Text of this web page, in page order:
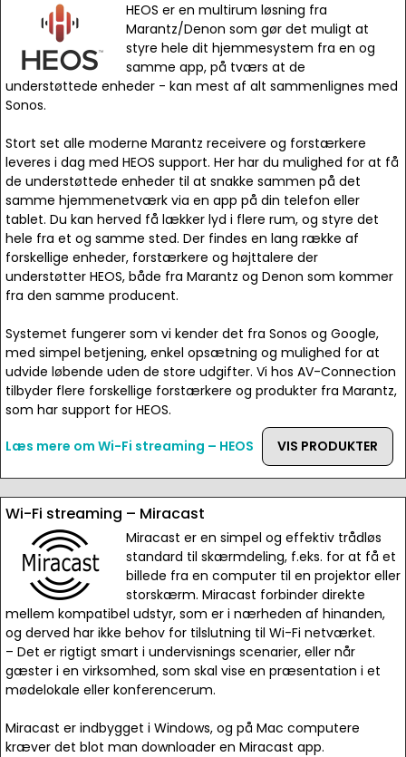
HEOS er en multirum løsning fra
Marantz/Denon som gør det muligt at
styre hele dit hjemmesystem fra en og
samme app, på tværs at de
understøttede enheder - kan mest af alt sammenlignes med
Sonos.
Stort set alle moderne Marantz receivere og forstærkere
leveres i dag med HEOS support. Her har du mulighed for at få
de understøttede enheder til at snakke sammen på det
samme hjemmenetværk via en app på din telefon eller
tablet. Du kan herved få lækker lyd i flere rum, og styre det
hele fra et og samme sted. Der findes en lang række af
forskellige enheder, forstærkere og højttalere der
understøtter HEOS, både fra Marantz og Denon som kommer
fra den samme producent.
Systemet fungerer som vi kender det fra Sonos og Google,
med simpel betjening, enkel opsætning og mulighed for at
udvide løbende uden de store udgifter. Vi hos AV-Connection
tilbyder flere forskellige forstærkere og produkter fra Marantz,
som har support for HEOS.
Læs mere om Wi-Fi streaming – HEOS
VIS PRODUKTER
Wi-Fi streaming – Miracast
Miracast er en simpel og effektiv trådløs
standard til skærmdeling, f.eks. for at få et
billede fra en computer til en projektor eller
storskærm. Miracast forbinder direkte
mellem kompatibel udstyr, som er i nærheden af hinanden,
og derved har ikke behov for tilslutning til Wi-Fi netværket.
– Det er rigtigt smart i undervisnings scenarier, eller når
gæster i en virksomhed, som skal vise en præsentation i et
mødelokale eller konferencerum.
Miracast er indbygget i Windows, og på Mac computere
kræver det blot man downloader en Miracast app.